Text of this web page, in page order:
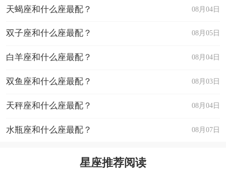
08月04日
天蝎座和什么座最配？
08月05日
双子座和什么座最配？
08月04日
白羊座和什么座最配？
08月03日
双鱼座和什么座最配？
08月04日
天秤座和什么座最配？
08月07日
水瓶座和什么座最配？
星座推荐阅读